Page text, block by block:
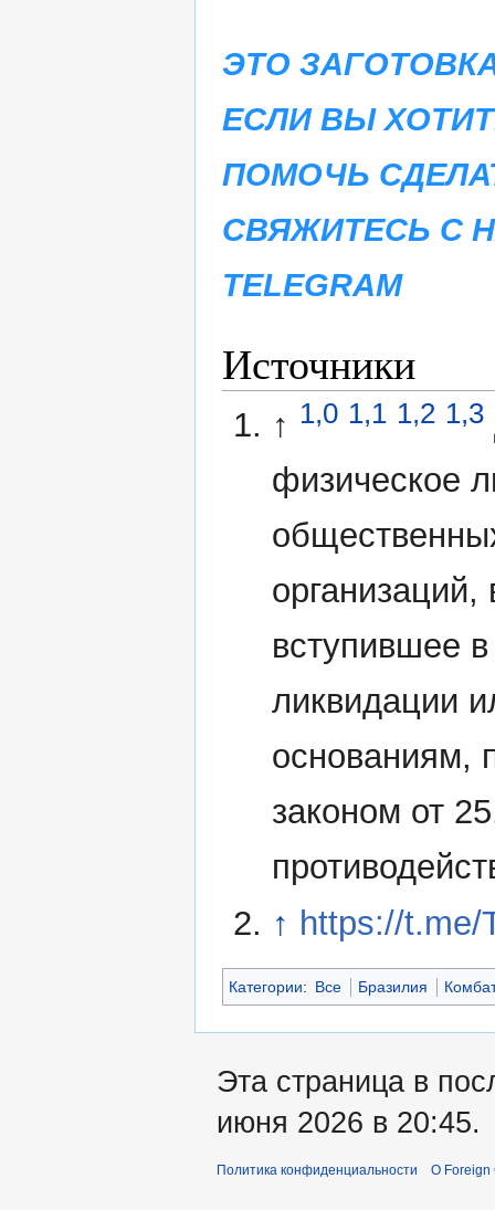
ЭТО
ЕСЛИ ВЫ
ПОМОЧЬ
СВЯЖИТЕСЬ С
TELEGRAM
Источники
↑ 1,0 1,1 1,2 1,3
физическое
вступившее
ликвидации
основаниям,
законом от
↑ https://t.me/
Категории: Все Бразилия
Эта страница в
июня 2026 в 20:45.
Политика конфиденциальности О Foreign